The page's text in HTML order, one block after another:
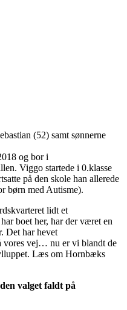
(52) samt sønnerne
og bor i
Viggo startede i 0.klasse
på den skole han allerede
børn med Autisme).
lidt et
boet her, har der været en
Det har hevet
vores vej… nu er vi blandt de
Læs om Hornbæks
valget faldt på